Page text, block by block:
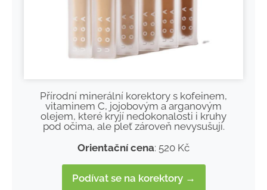
Přírodní minerální korektory s kofeinem,
vitaminem C, jojobovým a arganovým
olejem, které kryjí nedokonalosti i kruhy
pod očima, ale pleť zároveň nevysušují.
Orientační cena: 520 Kč
Podívat se na korektory →